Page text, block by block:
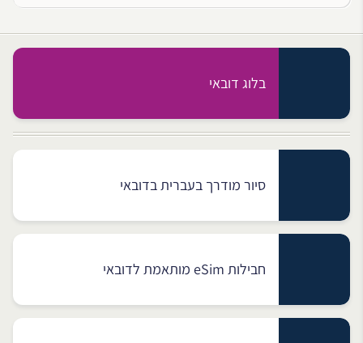
בלוג דובאי
סיור מודרך בעברית בדובאי
חבילות eSim מותאמת לדובאי